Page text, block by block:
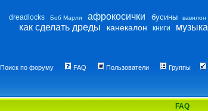
dreadlocks Боб Марли афрокосички бусины вавилон
как сделать дреды канекалон книги музыка
Поиск по форуму FAQ Пользователи Группы
FAQ